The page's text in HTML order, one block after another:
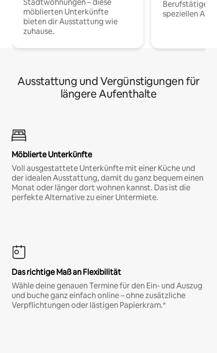
Stadtwohnungen – diese
möblierten Unterkünfte
bieten dir Ausstattung wie
zuhause.
Berufstätige
speziellen
Ausstattung und Vergünstigungen für
längere Aufenthalte
Möblierte Unterkünfte
Voll ausgestattete Unterkünfte mit einer Küche und
der idealen Ausstattung, damit du ganz bequem einen
Monat oder länger dort wohnen kannst. Das ist die
perfekte Alternative zu einer Untermiete.
Das richtige Maß an Flexibilität
Wähle deine genauen Termine für den Ein- und Auszug
und buche ganz einfach online – ohne zusätzliche
Verpflichtungen oder lästigen Papierkram.*